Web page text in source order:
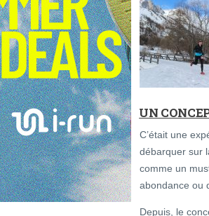
UN
C’était une
débarquer sur
comme un
abondance ou
Depuis, le